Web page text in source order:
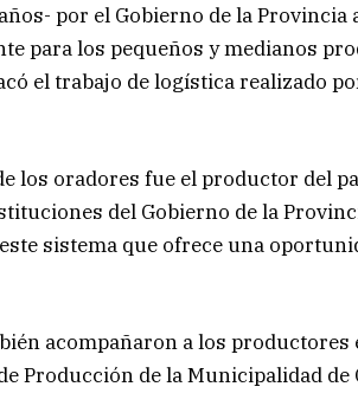
por el Gobierno de la Provincia
para los pequeños y medianos
el trabajo de logística realizado
los oradores fue el productor del
del Gobierno de la
sistema que ofrece una
acompañaron a los
Producción de la Municipalidad de